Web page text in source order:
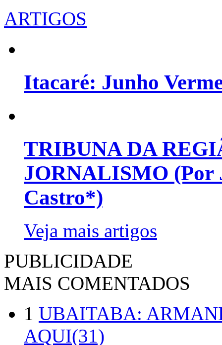
ARTIGOS
Itacaré: Junho
TRIBUNA DA
JORNALISMO (Por
Castro*)
Veja mais artigos
PUBLICIDADE
MAIS COMENTADOS
1 UBAITABA:
AQUI(31)